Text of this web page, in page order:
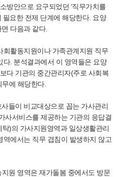
방안으로 요구되었던 ‘직무가치를
필요한 전제 단계에 해당한다. 요양
다음과 같다.
활동지원이나 가족관계지원 직무
다. 분석결과에서 이 영역들은 요양
다 기관의 중간관리자(주로 사회복
에 해당한다.
들이 비교대상으로 꼽는 가사관리
사서비스를 제공하는 기관의 응답결
)의 가사지원영역과 일상생활관리
역에서는 직무 겹침이 발생하지 않고
원 영역은 재가돌봄 중에서도 방문